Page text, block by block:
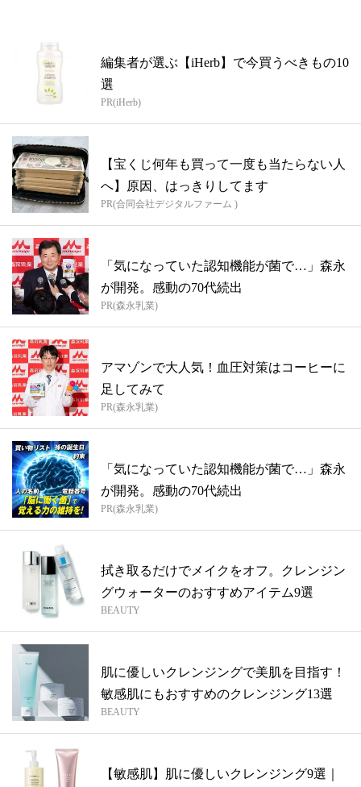
編集者が選ぶ【iHerb】で今買うべきもの10
選
PR(iHerb)
【宝くじ何年も買って一度も当たらない人
へ】原因、はっきりしてます
PR(合同会社デジタルファーム )
「気になっていた認知機能が菌で…」森永
が開発。感動の70代続出
PR(森永乳業)
アマゾンで大人気！血圧対策はコーヒーに
足してみて
PR(森永乳業)
「気になっていた認知機能が菌で…」森永
が開発。感動の70代続出
PR(森永乳業)
拭き取るだけでメイクをオフ。クレンジン
グウォーターのおすすめアイテム9選
BEAUTY
肌に優しいクレンジングで美肌を目指す！
敏感肌にもおすすめのクレンジング13選
BEAUTY
【敏感肌】肌に優しいクレンジング9選｜